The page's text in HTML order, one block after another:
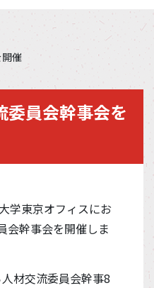
催
委員会幹事会を
学東京オフィスにお
会幹事会を開催しま
材交流委員会幹事8